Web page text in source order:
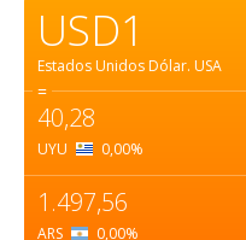
USD1
Estados Unidos Dólar. USA
=
40,28
UYU 0,00%
1.497,56
ARS 0,00%